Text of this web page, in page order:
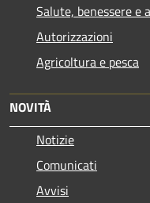
Salute, benessere e
Autorizzazioni
Agricoltura e pesca
NOVITÀ
Notizie
Comunicati
Avvisi